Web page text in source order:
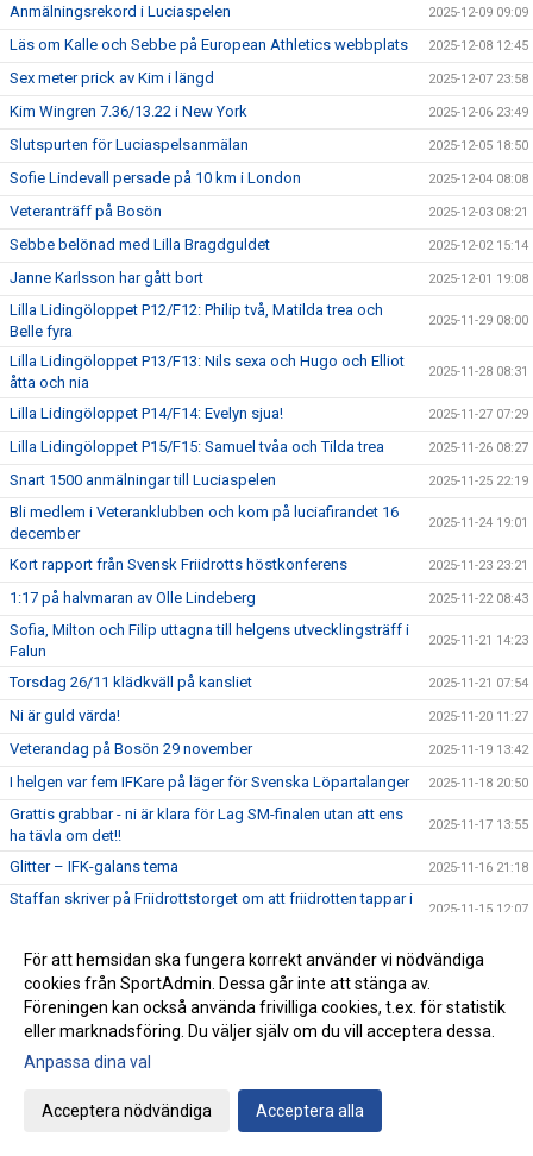
Anmälningsrekord i Luciaspelen 2025-12-09 09:09
Läs om Kalle och Sebbe på European Athletics webbplats 2025-12-08 12:45
Sex meter prick av Kim i längd 2025-12-07 23:58
Kim Wingren 7.36/13.22 i New York 2025-12-06 23:49
Slutspurten för Luciaspelsanmälan 2025-12-05 18:50
Sofie Lindevall persade på 10 km i London 2025-12-04 08:08
Veteranträff på Bosön 2025-12-03 08:21
Sebbe belönad med Lilla Bragdguldet 2025-12-02 15:14
Janne Karlsson har gått bort 2025-12-01 19:08
Lilla Lidingöloppet P12/F12: Philip två, Matilda trea och
Belle fyra
2025-11-29 08:00
Lilla Lidingöloppet P13/F13: Nils sexa och Hugo och Elliot
åtta och nia
2025-11-28 08:31
Lilla Lidingöloppet P14/F14: Evelyn sjua! 2025-11-27 07:29
Lilla Lidingöloppet P15/F15: Samuel tvåa och Tilda trea 2025-11-26 08:27
Snart 1500 anmälningar till Luciaspelen 2025-11-25 22:19
Bli medlem i Veteranklubben och kom på luciafirandet 16
december
2025-11-24 19:01
Kort rapport från Svensk Friidrotts höstkonferens 2025-11-23 23:21
1:17 på halvmaran av Olle Lindeberg 2025-11-22 08:43
Sofia, Milton och Filip uttagna till helgens utvecklingsträff i
Falun
2025-11-21 14:23
Torsdag 26/11 klädkväll på kansliet 2025-11-21 07:54
Ni är guld värda! 2025-11-20 11:27
Veterandag på Bosön 29 november 2025-11-19 13:42
I helgen var fem IFKare på läger för Svenska Löpartalanger 2025-11-18 20:50
Grattis grabbar - ni är klara för Lag SM-finalen utan att ens
ha tävla om det!!
2025-11-17 13:55
Glitter – IFK-galans tema 2025-11-16 21:18
Staffan skriver på Friidrottstorget om att friidrotten tappar i
2025-11-15 12:07
Grattis Kalle, Sebbe och Sebbe till uttagningen till EM i
terräng
2025-11-14 11:15
Klädprovning och julkampanj! 2025-11-13 07:00
Luciaspelen 12-14 december 2025-11-12 09:03
Lagguld till U20-killarna i NM i terräng
Emma Holstad 3:24 i NY Marathon
Kalles andra guld i Nordiska mästerskapen i terräng – och
För att hemsidan ska fungera korrekt använder vi nödvändiga
cookies från SportAdmin. Dessa går inte att stänga av.
Föreningen kan också använda frivilliga cookies, t.ex. för statistik
eller marknadsföring. Du väljer själv om du vill acceptera dessa.
Anpassa dina val
Acceptera nödvändiga Acceptera alla